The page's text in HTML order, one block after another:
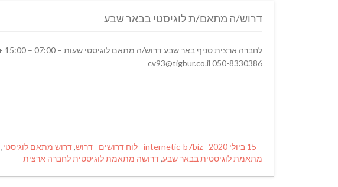
דרוש/ה מתאם/ת לוגיסטי בבאר שבע
cv93@tigbur.co.il 050-8330386
Posted
on
15 ביולי 2020 Author
internetic-b7biz
Categories
לוח דרושים Tags
דרוש,דרוש מתאם לוגיסטי,
מתאמת לוגיסטית בבאר שבע,דרושה מתאמת לוגיסטית לחברה ארצית